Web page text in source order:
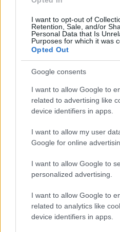
I want to opt-out of
Retention, Sale, and/or
Personal Data that Is
Purposes for which it was
Opted Out
Google consents
I want to allow Google to
related to advertising like
device identifiers in apps.
I want to allow my user
Google for online
I want to allow Google to
personalized advertising.
I want to allow Google to
related to analytics like
device identifiers in apps.
csaták
Ami
Itt valódi kompetitív
Nincs cross-
Iron Fist megint a